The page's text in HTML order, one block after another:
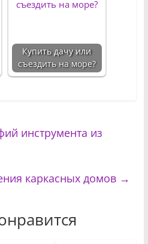
Купить дачу или
съездить на море?
инструмента из
каркасных домов →